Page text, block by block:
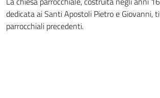
dedicata ai Santi Apostoli Pietro e Giovanni,
parrocchiali precedenti.